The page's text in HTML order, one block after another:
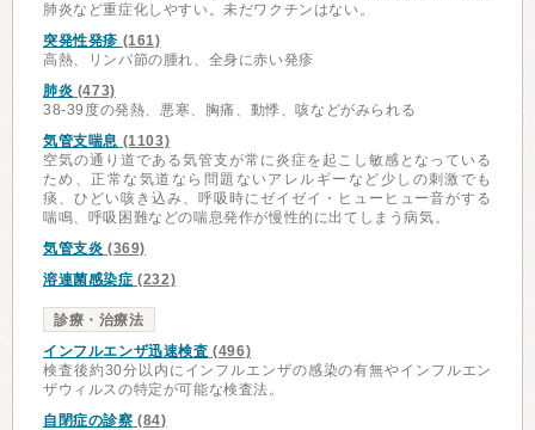
肺炎など重症化しやすい。未だワクチンはない。
突発性発疹 (161)
高熱、リンパ節の腫れ、全身に赤い発疹
肺炎 (473)
38-39度の発熱、悪寒、胸痛、動悸、咳などがみられる
気管支喘息 (1103)
空気の通り道である気管支が常に炎症を起こし敏感となっている
ため、正常な気道なら問題ないアレルギーなど少しの刺激でも
痰、ひどい咳き込み、呼吸時にゼイゼイ・ヒューヒュー音がする
喘鳴、呼吸困難などの喘息発作が慢性的に出てしまう病気。
気管支炎 (369)
溶連菌感染症 (232)
診療・治療法
インフルエンザ迅速検査 (496)
検査後約30分以内にインフルエンザの感染の有無やインフルエン
ザウィルスの特定が可能な検査法。
自閉症の診察 (84)